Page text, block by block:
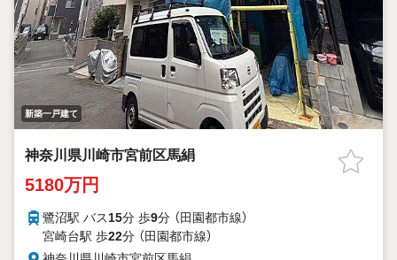
新築一戸建て
神奈川県川崎市宮前区馬絹
5180万円
鷺沼駅 バス15分 歩9分 （田園都市線）
宮崎台駅 歩22分 （田園都市線）